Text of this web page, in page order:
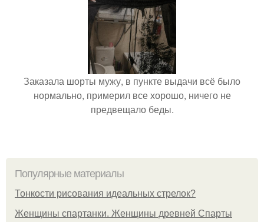
Заказала шорты мужу, в пункте выдачи всё было
нормально, примерил все хорошо, ничего не
предвещало беды.
Популярные материалы
Тонкости рисования идеальных стрелок?
Женщины спартанки. Женщины древней Спарты